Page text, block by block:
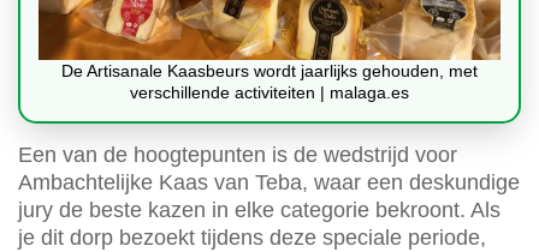
De Artisanale Kaasbeurs wordt jaarlijks gehouden, met
verschillende activiteiten | malaga.es
Een van de hoogtepunten is de wedstrijd voor
Ambachtelijke Kaas van Teba, waar een deskundige
jury de beste kazen in elke categorie bekroont. Als
je dit dorp bezoekt tijdens deze speciale periode,